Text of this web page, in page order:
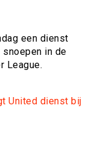
een dienst
in de
League.
United dienst bij